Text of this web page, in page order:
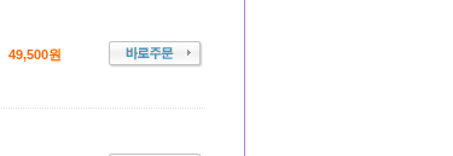
49,500원